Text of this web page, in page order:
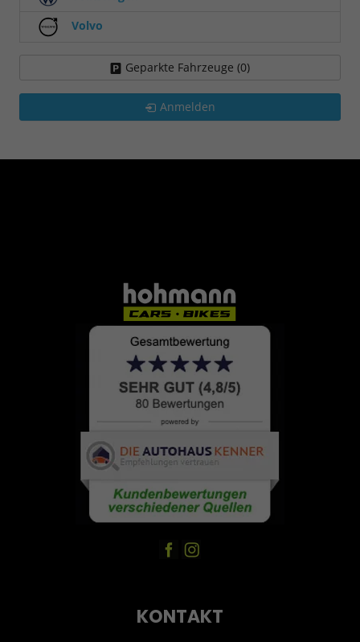
Volvo
Geparkte Fahrzeuge (0)
Anmelden
KONTAKT